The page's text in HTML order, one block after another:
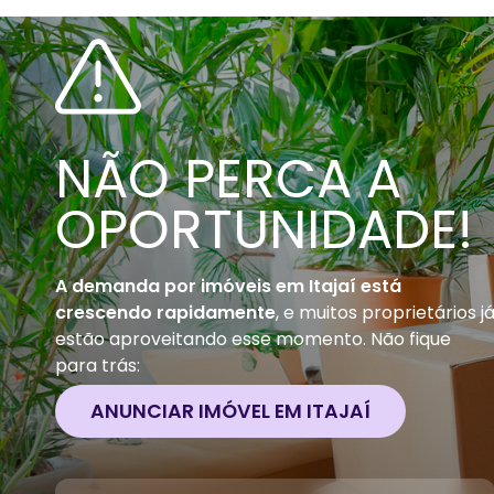
NÃO PERCA A
OPORTUNIDADE!
A demanda por imóveis em Itajaí está
crescendo rapidamente, e muitos proprietários já
estão aproveitando esse momento. Não fique
para trás:
ANUNCIAR IMÓVEL EM ITAJAÍ